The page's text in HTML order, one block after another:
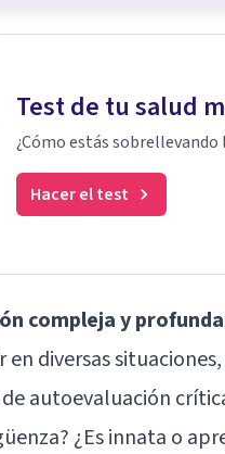
Test de tu salud
¿Cómo estás sobrellevando
Hacer el test
compleja y
diversas
autoevaluación
¿Es innata o